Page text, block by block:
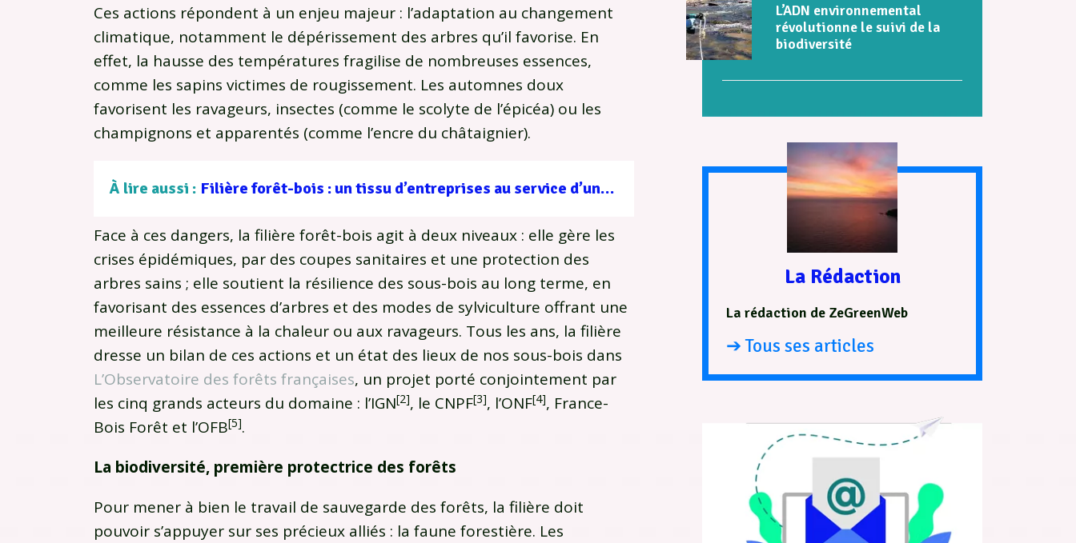
Ces actions répondent à un enjeu majeur : l’adaptation au changement
climatique, notamment le dépérissement des arbres qu’il favorise. En
effet, la hausse des températures fragilise de nombreuses essences,
comme les sapins victimes de rougissement. Les automnes doux
favorisent les ravageurs, insectes (comme le scolyte de l’épicéa) ou les
champignons et apparentés (comme l’encre du châtaignier).
À lire aussi : Filière forêt-bois : un tissu d’entreprises au service d’une gestion durable
Face à ces dangers, la filière forêt-bois agit à deux niveaux : elle gère les
crises épidémiques, par des coupes sanitaires et une protection des
arbres sains ; elle soutient la résilience des sous-bois au long terme, en
favorisant des essences d’arbres et des modes de sylviculture offrant une
meilleure résistance à la chaleur ou aux ravageurs. Tous les ans, la filière
dresse un bilan de ces actions et un état des lieux de nos sous-bois dans
L’Observatoire des forêts françaises, un projet porté conjointement par
les cinq grands acteurs du domaine : l’IGN[2], le CNPF[3], l’ONF[4], France-
Bois Forêt et l’OFB[5].
La biodiversité, première protectrice des forêts
Pour mener à bien le travail de sauvegarde des forêts, la filière doit
pouvoir s’appuyer sur ses précieux alliés : la faune forestière. Les
L’ADN environnemental
révolutionne le suivi de la
biodiversité
La Rédaction
La rédaction de ZeGreenWeb
➔ Tous ses articles